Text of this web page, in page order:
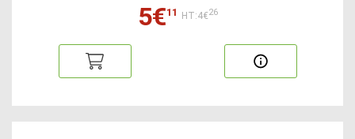
5€11 HT:4€26